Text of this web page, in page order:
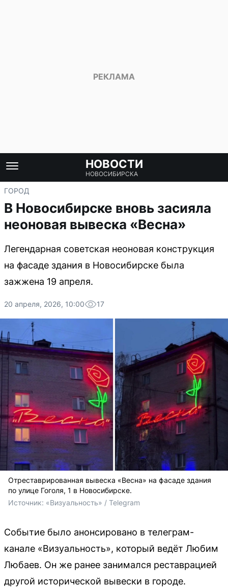
НОВОСТИ
НОВОСИБИРСКА
ГОРОД
В Новосибирске вновь засияла
неоновая вывеска «Весна»
Легендарная советская неоновая конструкция
на фасаде здания в Новосибирске была
зажжена 19 апреля.
20 апреля, 2026, 10:00 17
Отреставрированная вывеска «Весна» на фасаде здания
по улице Гоголя, 1 в Новосибирске.
Источник: «Визуальность» / Telegram
Событие было анонсировано в телеграм-
канале «Визуальность», который ведёт Любим
Любаев. Он же ранее занимался реставрацией
другой исторической вывески в городе.